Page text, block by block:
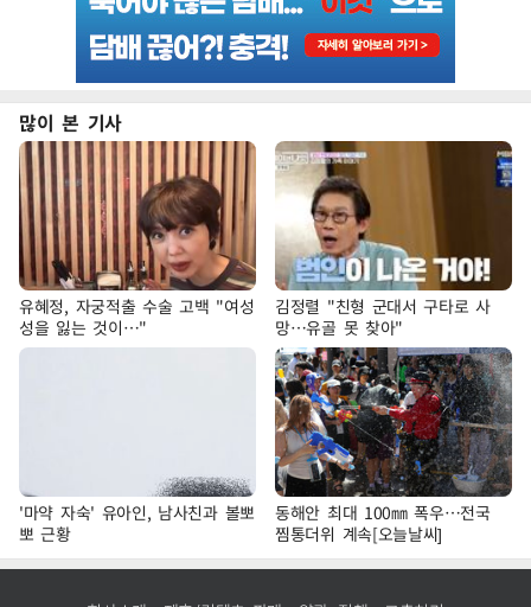
많이 본 기사
유혜정, 자궁적출 수술 고백 "여성
성을 잃는 것이…"
김정렬 "친형 군대서 구타로 사
망…유골 못 찾아"
'마약 자숙' 유아인, 남사친과 볼뽀
뽀 근황
동해안 최대 100㎜ 폭우…전국
찜통더위 계속[오늘날씨]